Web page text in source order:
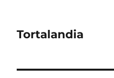
Tortalandia